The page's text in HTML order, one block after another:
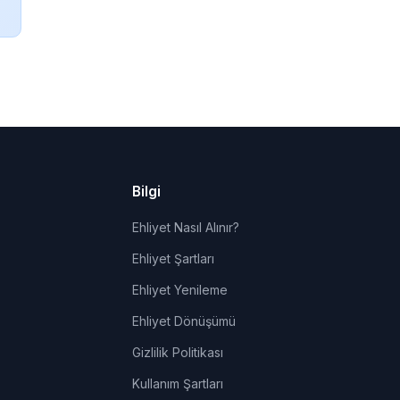
Bilgi
Ehliyet Nasıl Alınır?
Ehliyet Şartları
Ehliyet Yenileme
Ehliyet Dönüşümü
Gizlilik Politikası
Kullanım Şartları